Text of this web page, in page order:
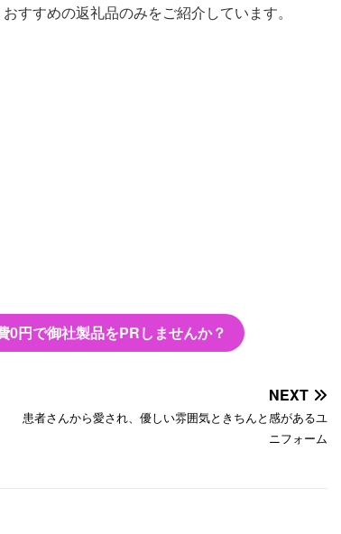
すすめの返礼品のみをご紹介しています。
0円で御社製品をPRしませんか？
NEXT
患者さんから愛され、優しい雰囲気ときちんと感があるユ
ニフォーム